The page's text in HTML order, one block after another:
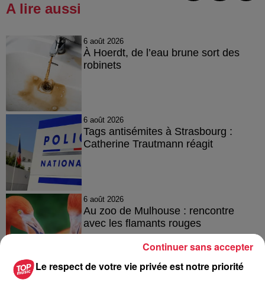
A lire aussi
6 août 2026
À Hoerdt, de l’eau brune sort des
robinets
6 août 2026
Tags antisémites à Strasbourg :
Catherine Trautmann réagit
6 août 2026
Au zoo de Mulhouse : rencontre
avec les flamants rouges
Le respect de votre vie privée est notre priorité
Continuer sans accepter